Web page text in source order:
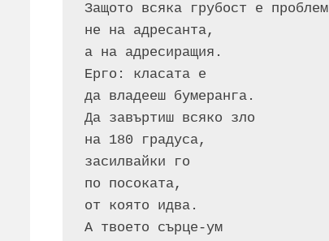
Защото всяка грубост е проблем
не на адресанта,
а на адресиращия.
Ерго: класата е
да владееш бумеранга.
Да завъртиш всяко зло
на 180 градуса,
засилвайки го
по посоката,
от която идва.
А твоето сърце-ум